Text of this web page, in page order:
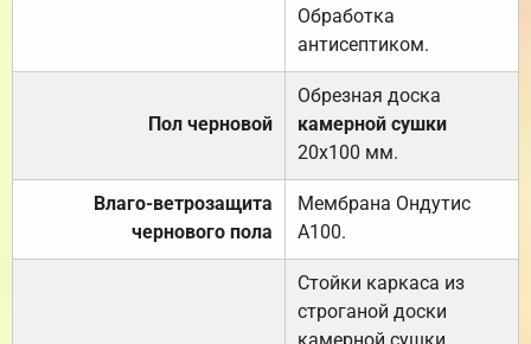
Обработка
антисептиком.
Пол черновой
Обрезная доска
камерной сушки
20х100 мм.
Влаго-ветрозащита
чернового пола
Мембрана Ондутис
А100.
Стойки каркаса из
строганой доски
камерной сушки